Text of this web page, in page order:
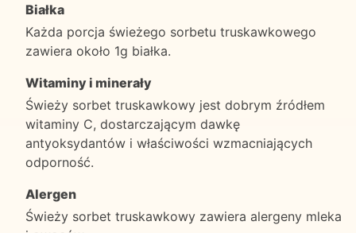
Białka
Każda porcja świeżego sorbetu truskawkowego
zawiera około 1g białka.
Witaminy i minerały
Świeży sorbet truskawkowy jest dobrym źródłem
witaminy C, dostarczającym dawkę
antyoksydantów i właściwości wzmacniających
odporność.
Alergen
Świeży sorbet truskawkowy zawiera alergeny mleka